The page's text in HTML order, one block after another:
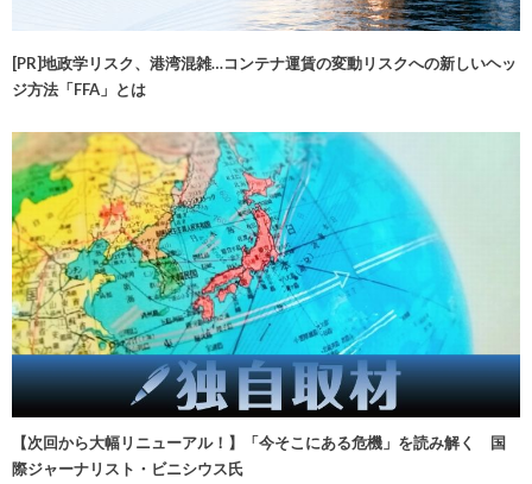
[PR]地政学リスク、港湾混雑…コンテナ運賃の変動リスクへの新しいヘッ
ジ方法「FFA」とは
【次回から大幅リニューアル！】「今そこにある危機」を読み解く 国
際ジャーナリスト・ビニシウス氏